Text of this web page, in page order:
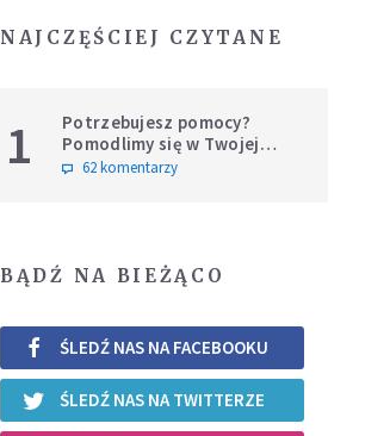
NAJCZĘŚCIEJ CZYTANE
1
Potrzebujesz pomocy?
Pomodlimy się w Twojej
intencji
62 komentarzy
BĄDŹ NA BIEŻĄCO
ŚLEDŹ NAS NA FACEBOOKU
ŚLEDŹ NAS NA TWITTERZE